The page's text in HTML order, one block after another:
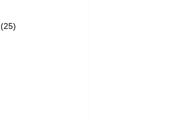
(25)